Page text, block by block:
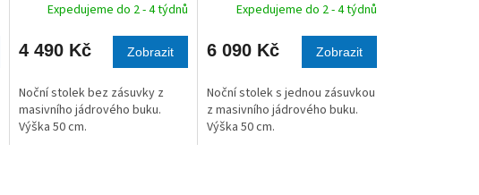
A
Expedujeme do 2 - 4 týdnů
4 490 Kč Zobrazit
Noční stolek bez zásuvky z
masivního jádrového buku.
Výška 50 cm.
A
Expedujeme do 2 - 4 týdnů
6 090 Kč Zobrazit
Noční stolek s jednou zásuvkou
z masivního jádrového buku.
Výška 50 cm.